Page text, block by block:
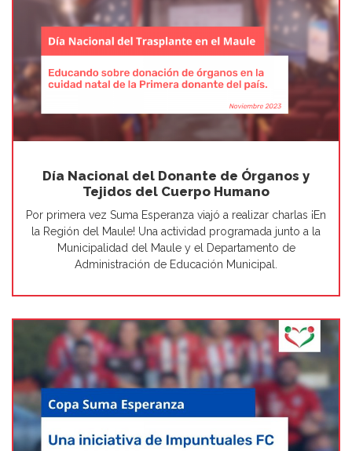
Día Nacional del Donante de Órganos y
Tejidos del Cuerpo Humano
Por primera vez Suma Esperanza viajó a realizar charlas ¡En
la Región del Maule! Una actividad programada junto a la
Municipalidad del Maule y el Departamento de
Administración de Educación Municipal.